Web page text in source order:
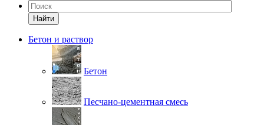
Найти
Бетон и раствор
Бетон
Песчано-цементная смесь